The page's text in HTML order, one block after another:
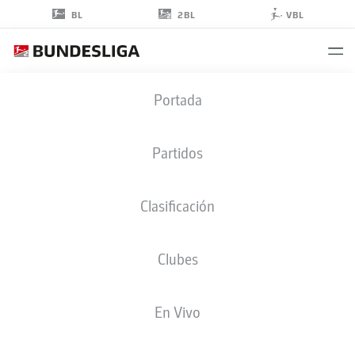
BL 2BL VBL
Portada
Partidos
Clasificación
Clubes
En Vivo